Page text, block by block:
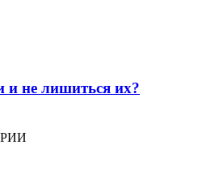
и не лишиться их?